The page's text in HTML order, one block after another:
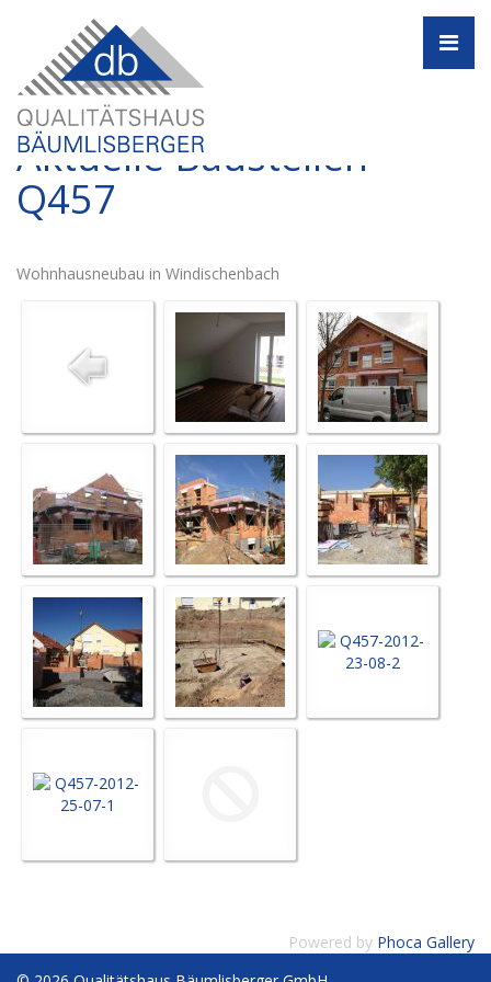
Aktuelle Baustellen -
Q457
Wohnhausneubau in Windischenbach
Powered by Phoca Gallery